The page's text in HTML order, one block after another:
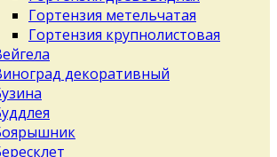
Гортензия метельчатая
Гортензия крупнолистовая
декоративный